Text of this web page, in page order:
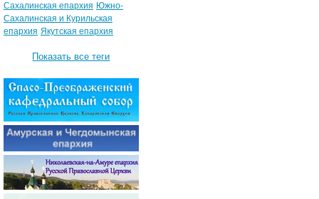
Сахалинская епархия Южно-
Сахалинская и Курильская
епархия Якутская епархия
Показать все теги